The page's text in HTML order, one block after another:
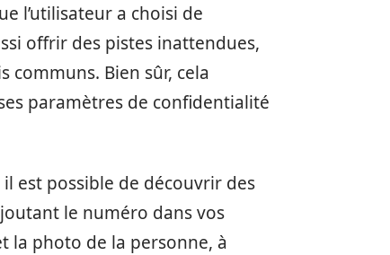
l’utilisateur a choisi de
offrir des pistes inattendues,
communs. Bien sûr, cela
paramètres de confidentialité
est possible de découvrir des
le numéro dans vos
la photo de la personne, à